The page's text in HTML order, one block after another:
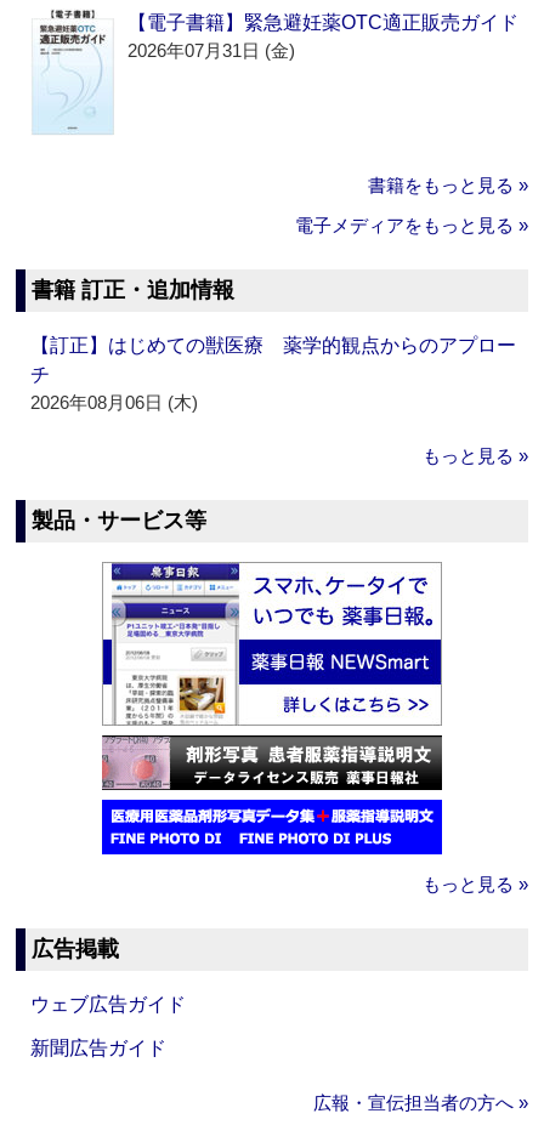
【電子書籍】緊急避妊薬OTC適正販売ガイド
2026年07月31日 (金)
書籍をもっと見る »
電子メディアをもっと見る »
書籍 訂正・追加情報
【訂正】はじめての獣医療 薬学的観点からのアプロー
チ
2026年08月06日 (木)
もっと見る »
製品・サービス等
もっと見る »
広告掲載
ウェブ広告ガイド
新聞広告ガイド
広報・宣伝担当者の方へ »